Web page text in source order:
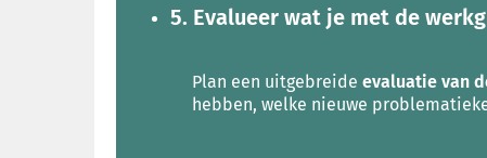
5. Evalueer wat je met de
Plan een uitgebreide evaluatie van
hebben, welke nieuwe